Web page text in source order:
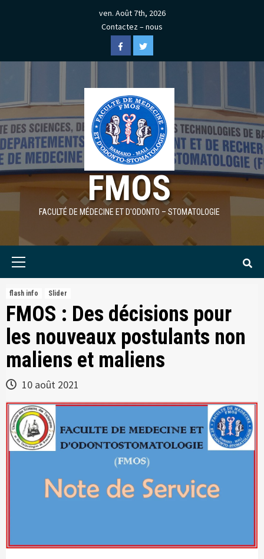
ven. Août 7th, 2026
Contactez – nous
FacebookTwitter
FMOS
FACULTÉ DE MÉDECINE ET D'ODONTO – STOMATOLOGIE
flash info Slider
FMOS : Des décisions pour
les nouveaux postulants non
maliens et maliens
10 août 2021